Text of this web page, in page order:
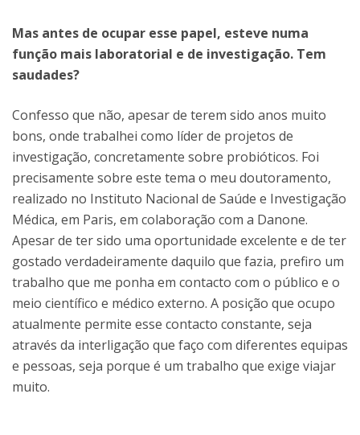
Mas antes de ocupar esse papel, esteve numa
função mais laboratorial e de investigação. Tem
saudades?
Confesso que não, apesar de terem sido anos muito
bons, onde trabalhei como líder de projetos de
investigação, concretamente sobre probióticos. Foi
precisamente sobre este tema o meu doutoramento,
realizado no Instituto Nacional de Saúde e Investigação
Médica, em Paris, em colaboração com a Danone.
Apesar de ter sido uma oportunidade excelente e de ter
gostado verdadeiramente daquilo que fazia, prefiro um
trabalho que me ponha em contacto com o público e o
meio científico e médico externo. A posição que ocupo
atualmente permite esse contacto constante, seja
através da interligação que faço com diferentes equipas
e pessoas, seja porque é um trabalho que exige viajar
muito.